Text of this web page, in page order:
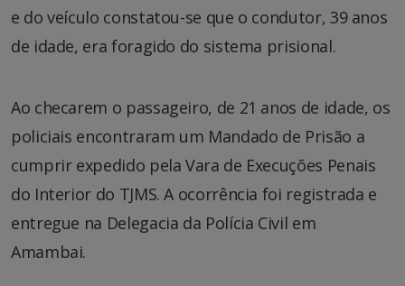
e do veículo constatou-se que o condutor, 39 anos
de idade, era foragido do sistema prisional.
Ao checarem o passageiro, de 21 anos de idade, os
policiais encontraram um Mandado de Prisão a
cumprir expedido pela Vara de Execuções Penais
do Interior do TJMS. A ocorrência foi registrada e
entregue na Delegacia da Polícia Civil em
Amambai.